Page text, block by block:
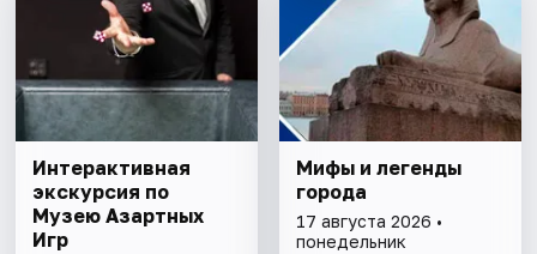
Интерактивная
экскурсия по
Музею Азартных
Игр
Мифы и легенды
города
17 августа 2026 •
понедельник